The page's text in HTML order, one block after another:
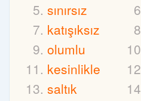
sınırsız
katışıksız
olumlu
kesinlikle
saltık